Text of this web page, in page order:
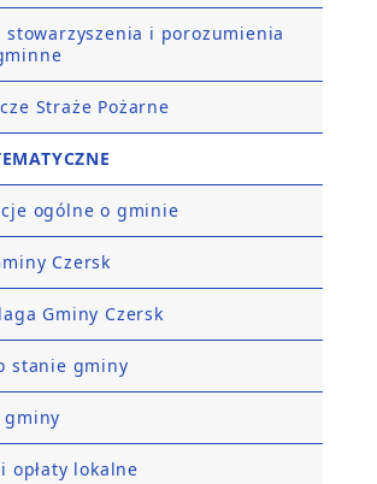
stowarzyszenia i porozumienia
Straże Pożarne
ogólne o gminie
Czersk
Gminy Czersk
stanie gminy
gminy
opłaty lokalne